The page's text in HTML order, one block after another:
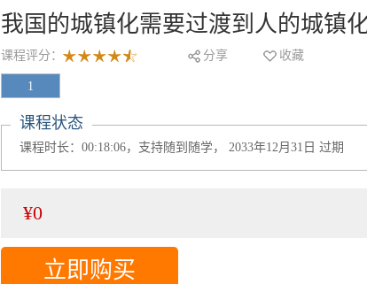
我国的城镇化需要过渡到人的城镇
课程评分： 分享 收藏
1
课程状态
课程时长：00:18:06，支持随到随学， 2033年12月31日 过期
¥0
立即购买